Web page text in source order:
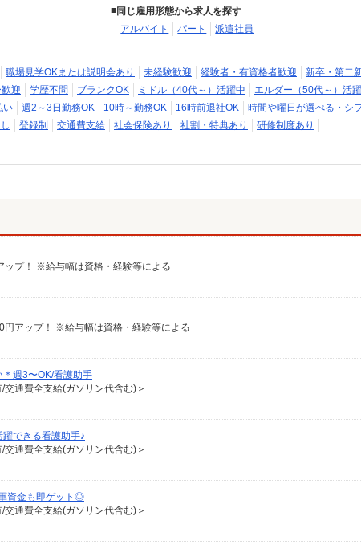
同じ雇用形態から求人を探す
アルバイト
パート 派遣社員
職場見学OKまたは説明会あり 未経験歓迎 経験者・有資格者歓迎
新卒・第二
迎 学歴不問 ブランクOK ミドル（40代～）活躍中
エルダー（50代～）活
い 週2～3日勤務OK 10時～勤務OK 16時前退社OK
時間や曜日が選べる・シ
登録制 交通費支給 社会保険あり 社割・特典あり
研修制度あり
プ！ ※給与幅は資格・経験等による
アップ！ ※給与幅は資格・経験等による
＊週3〜OK/看護助手
通費全支給(ガソリン代含む)＞
できる看護助手♪
通費全支給(ガソリン代含む)＞
資金も即ゲット◎
通費全支給(ガソリン代含む)＞